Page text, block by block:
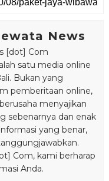
News
[dot] Com
satu media online
Bukan yang
pemberitaan online,
menyajikan
sebenarnya dan enak
yang benar,
Com, kami berharap
Anda.